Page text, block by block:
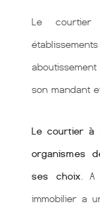
Le courtier
son mandant
Le courtier à
organismes
ses choix .
immobilier a